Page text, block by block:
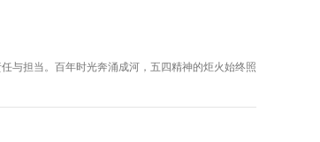
与担当。百年时光奔涌成河，五四精神的炬火始终照